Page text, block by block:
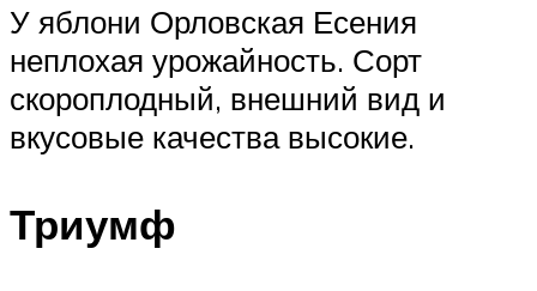
У яблони Орловская Есения
неплохая урожайность. Сорт
скороплодный, внешний вид и
вкусовые качества высокие.
Триумф